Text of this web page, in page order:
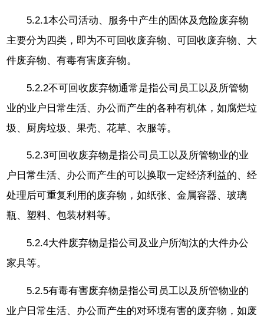
5.2.1本公司活动、服务中产生的固体及危险废弃物
主要分为四类，即为不可回收废弃物、可回收废弃物、大
件废弃物、有毒有害废弃物。
5.2.2不可回收废弃物通常是指公司员工以及所管物
业的业户日常生活、办公而产生的各种有机体，如腐烂垃
圾、厨房垃圾、果壳、花草、衣服等。
5.2.3可回收废弃物是指公司员工以及所管物业的业
户日常生活、办公而产生的可以换取一定经济利益的、经
处理后可重复利用的废弃物，如纸张、金属容器、玻璃
瓶、塑料、包装材料等。
5.2.4大件废弃物是指公司及业户所淘汰的大件办公
家具等。
5.2.5有毒有害废弃物是指公司员工以及所管物业的
业户日常生活、办公而产生的对环境有害的废弃物，如废